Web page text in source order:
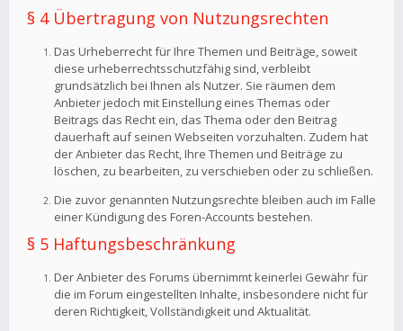
§ 4 Übertragung von Nutzungsrechten
Das Urheberrecht für Ihre Themen und Beiträge, soweit
diese urheberrechtsschutzfähig sind, verbleibt
grundsätzlich bei Ihnen als Nutzer. Sie räumen dem
Anbieter jedoch mit Einstellung eines Themas oder
Beitrags das Recht ein, das Thema oder den Beitrag
dauerhaft auf seinen Webseiten vorzuhalten. Zudem hat
der Anbieter das Recht, Ihre Themen und Beiträge zu
löschen, zu bearbeiten, zu verschieben oder zu schließen.
Die zuvor genannten Nutzungsrechte bleiben auch im Falle
einer Kündigung des Foren-Accounts bestehen.
§ 5 Haftungsbeschränkung
Der Anbieter des Forums übernimmt keinerlei Gewähr für
die im Forum eingestellten Inhalte, insbesondere nicht für
deren Richtigkeit, Vollständigkeit und Aktualität.